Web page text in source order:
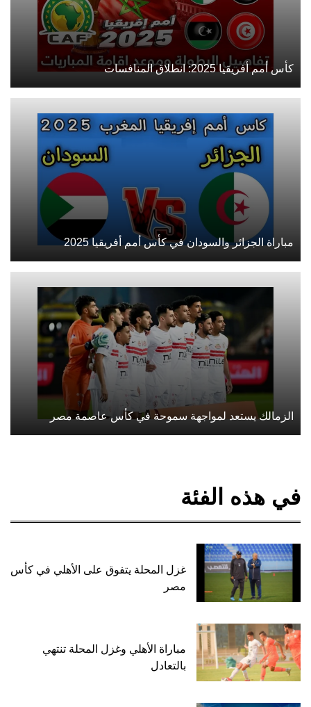
كأس أمم أفريقيا 2025: انطلاق المنافسات
مباراة الجزائر والسودان في كأس أمم أفريقيا 2025
الزمالك يستعد لمواجهة سموحة في كأس عاصمة مصر
في هذه الفئة
غزل المحلة يتفوق على الأهلي في كأس
مصر
مباراة الأهلي وغزل المحلة تنتهي
بالتعادل